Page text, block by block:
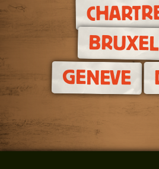
GENEVE